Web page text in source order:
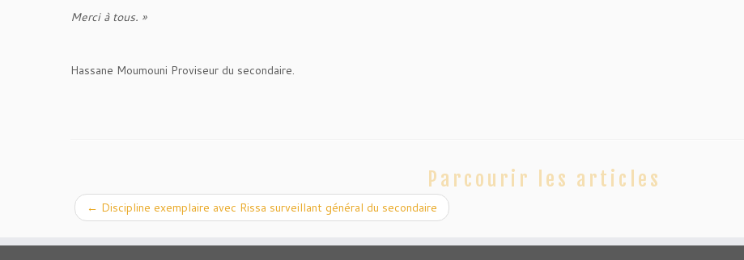
Merci à tous. »
Hassane Moumouni Proviseur du secondaire.
Parcourir les articles
← Discipline exemplaire avec Rissa surveillant général du secondaire